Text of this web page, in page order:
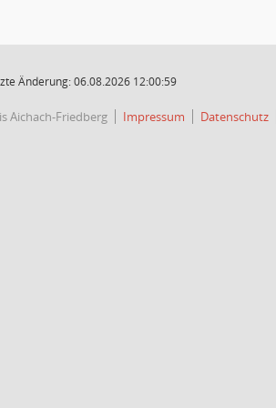
Änderung: 06.08.2026 12:00:59
Aichach-Friedberg Impressum Datenschutz